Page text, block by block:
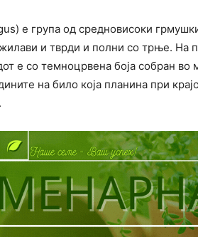
е група од средновисоки
и тврди и полни со трње. На
е со темноцрвена боја собран
на било која планина при